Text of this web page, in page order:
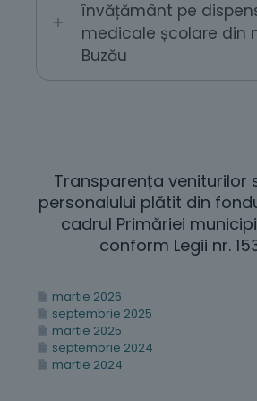
învățământ pe
medicale școlare din
Buzău
Transparența veniturilor
personalului plătit din
cadrul Primăriei
conform Legii nr.
martie 2026
septembrie 2025
martie 2025
septembrie 2024
martie 2024